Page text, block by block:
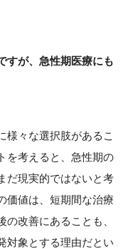
が、急性期医療にも
様々な選択肢があるこ
を考えると、急性期の
だ現実的ではないと考
価値は、短期間な治療
改善にあることも、
対象とする理由だとい